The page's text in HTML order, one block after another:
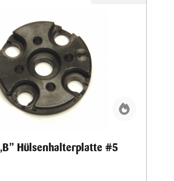
Hülsenhalterplatte #5